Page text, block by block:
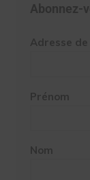
Abonnez-
Adresse
Prénom
Nom